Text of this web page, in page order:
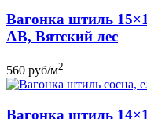
Вагонка штиль
AB, Вятский лес
560 руб/м2
Вагонка штиль